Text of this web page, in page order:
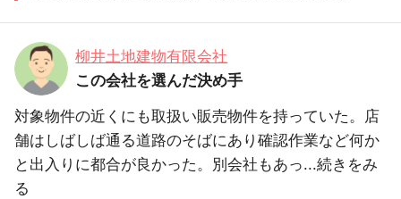
柳井土地建物有限会社
この会社を選んだ決め手
対象物件の近くにも取扱い販売物件を持っていた。店
舗はしばしば通る道路のそばにあり確認作業など何か
と出入りに都合が良かった。別会社もあっ...続きをみ
る